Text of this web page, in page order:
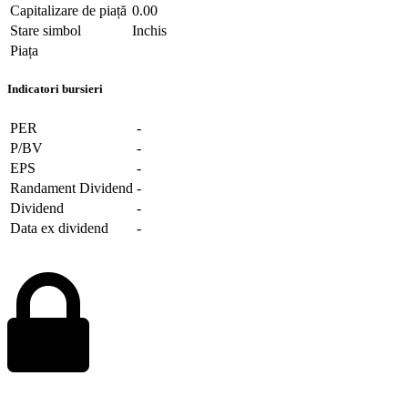
Capitalizare de piață 0.00
Stare simbol
Inchis
Piața
Indicatori bursieri
PER
-
P/BV
-
EPS
-
Randament Dividend -
Dividend
-
Data ex dividend
-